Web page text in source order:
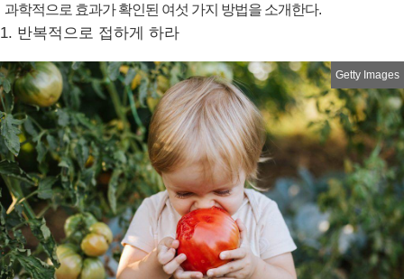
과학적으로 효과가 확인된 여섯 가지 방법을 소개한다.
1. 반복적으로 접하게 하라
Getty Images